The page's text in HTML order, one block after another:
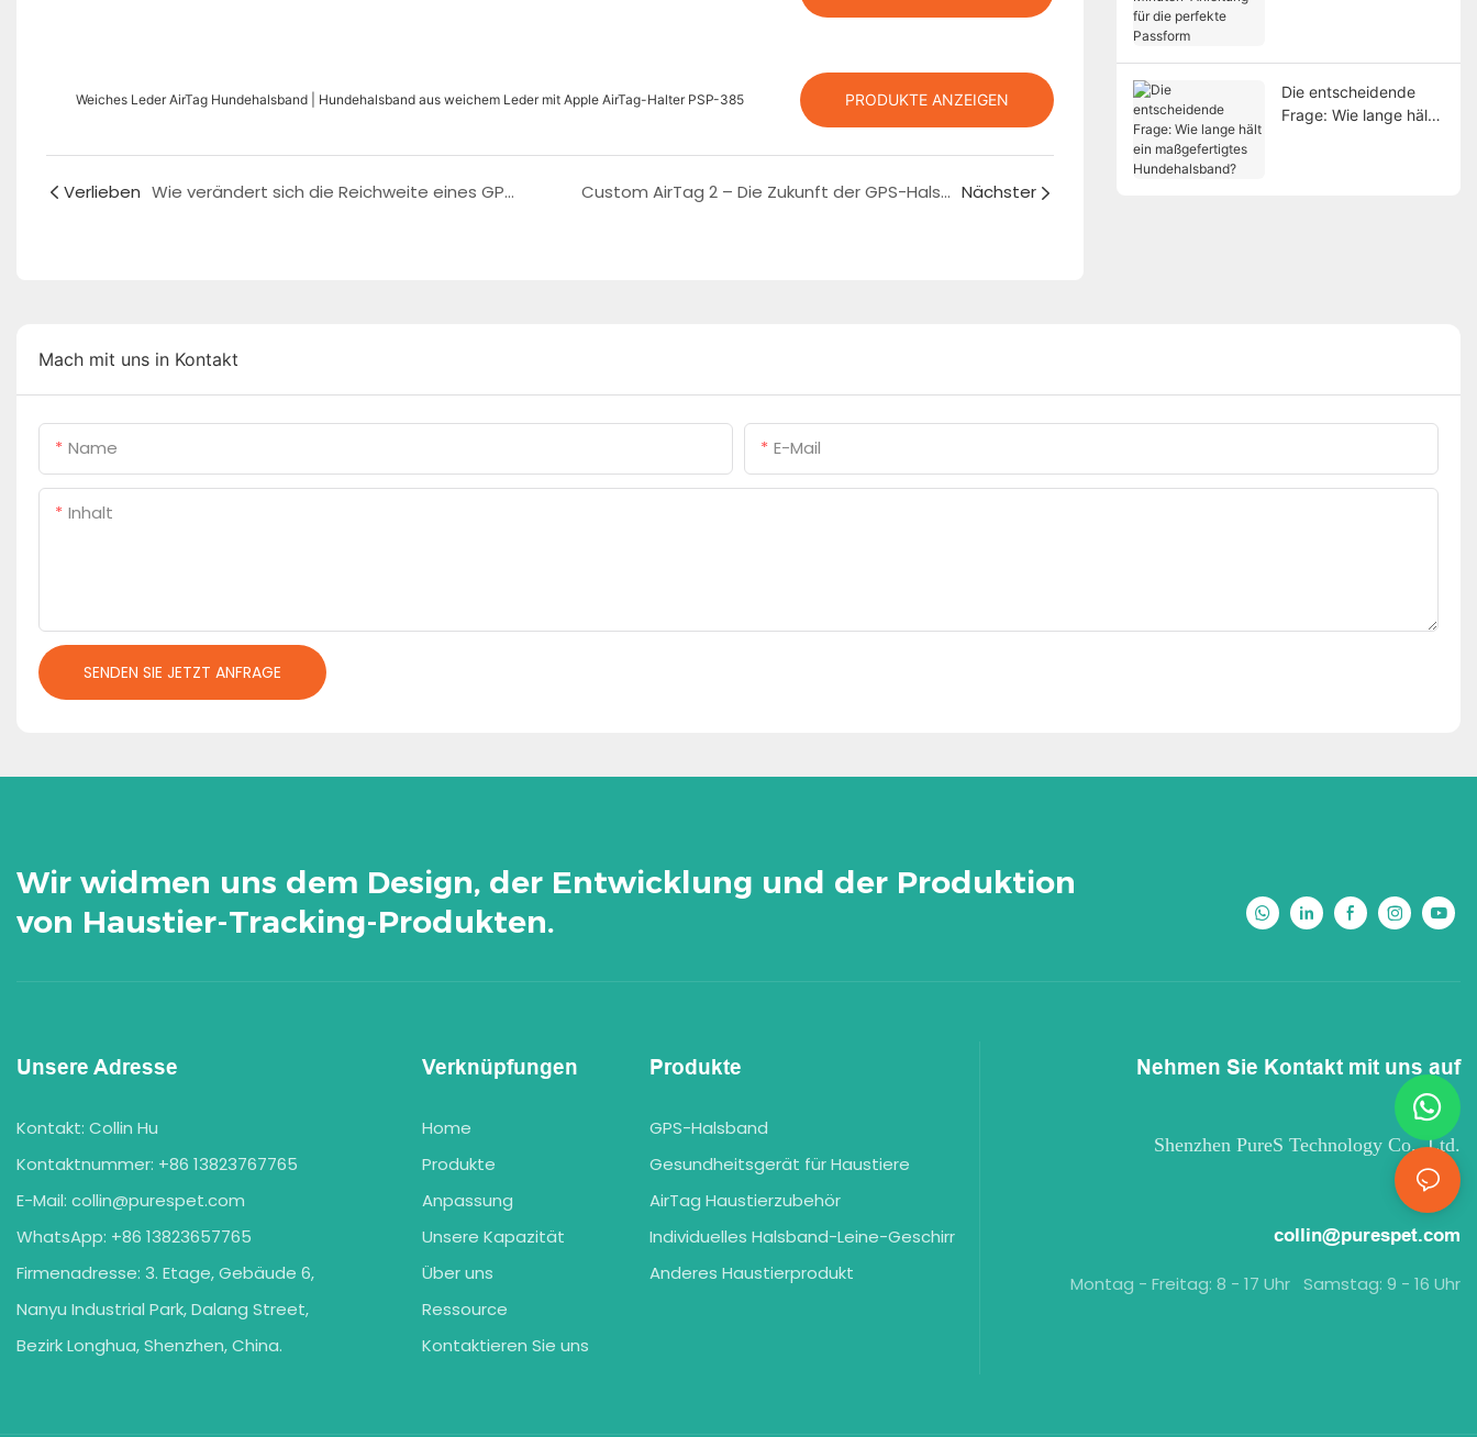
Weiches Leder AirTag Hundehalsband | Hundehalsband aus weichem Leder mit Apple AirTag-Halter PSP-385 PRODUKTE ANZEIGEN
Verlieben Wie verändert sich die Reichweite eines GPS-Halsbandes in dichtem Wald im Vergleich zu offenen Feldern? Custom AirTag 2 – Die Zukunft der GPS-Halsbandtechnologie für Hunde Nächster
Die entscheidende
Frage: Wie lange hält
Mach mit uns in Kontakt
Name E-Mail
Inhalt
SENDEN SIE JETZT ANFRAGE
Wir widmen uns dem Design, der Entwicklung und der Produktion
von Haustier-Tracking-Produkten.
Unsere Adresse
Kontakt: Collin Hu
Kontaktnummer: +86 13823767765
E-Mail: collin@purespet.com
WhatsApp: +86 13823657765
Firmenadresse: 3. Etage, Gebäude 6,
Nanyu Industrial Park, Dalang Street,
Bezirk Longhua, Shenzhen, China.
Verknüpfungen
Home
Produkte
Anpassung
Unsere Kapazität
Über uns
Ressource
Kontaktieren Sie uns
Produkte
GPS-Halsband
Gesundheitsgerät für Haustiere
AirTag Haustierzubehör
Individuelles Halsband-Leine-Geschirr
Anderes Haustierprodukt
Nehmen Sie Kontakt mit uns auf
Shenzhen PureS Technology Co., Ltd.
collin@purespet.com
Montag - Freitag: 8 - 17 Uhr Samstag: 9 - 16 Uhr